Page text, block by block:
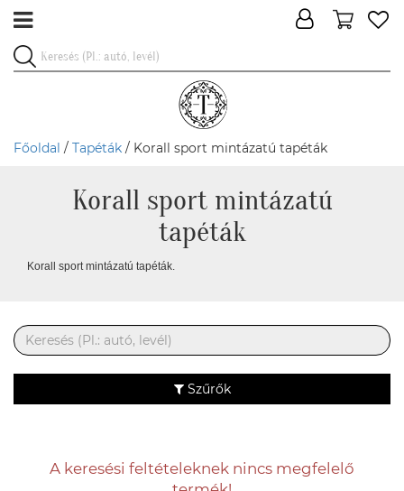
Főoldal / Tapéták / Korall sport mintázatú tapéták
Korall sport mintázatú
tapéták
Korall sport mintázatú tapéták.
Szűrők
A keresési feltételeknek nincs megfelelő